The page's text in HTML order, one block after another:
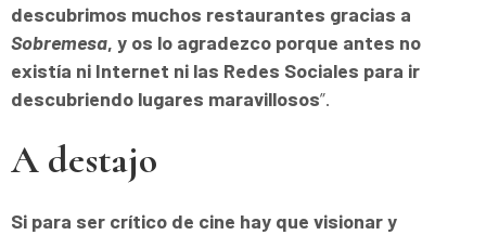
descubrimos muchos restaurantes gracias a
Sobremesa, y os lo agradezco porque antes no
existía ni Internet ni las Redes Sociales para ir
descubriendo lugares maravillosos”.
A destajo
Si para ser crítico de cine hay que visionar y